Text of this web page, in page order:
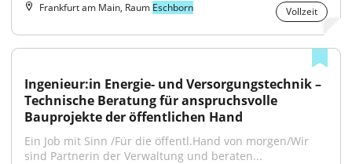
Frankfurt am Main, Raum Eschborn Vollzeit
Ingenieur:in Energie- und Versorgungstechnik –
Technische Beratung für anspruchsvolle
Bauprojekte der öffentlichen Hand
Ein Job mit Sinn /Für die öffentl.Hand von morgen/Wir
sind Partnerin der Verwaltung und beraten...